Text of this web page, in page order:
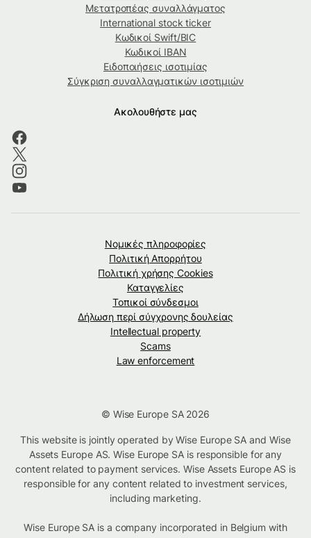
Μετατροπέας συναλλάγματος
International stock ticker
Κωδικοί Swift/BIC
Κωδικοί IBAN
Ειδοποιήσεις ισοτιμίας
Σύγκριση συναλλαγματικών ισοτιμιών
Ακολουθήστε μας
Νομικές πληροφορίες
Πολιτική Απορρήτου
Πολιτική χρήσης Cookies
Καταγγελίες
Τοπικοί σύνδεσμοι
Δήλωση περί σύγχρονης δουλείας
Intellectual property
Scams
Law enforcement
© Wise Europe SA 2026
This website is jointly operated by Wise Europe SA and Wise
Assets Europe AS. Wise Europe SA is responsible for any
content related to payment services. Wise Assets Europe AS is
responsible for any content related to investment services,
including marketing.
Wise Europe SA is a company incorporated in Belgium with